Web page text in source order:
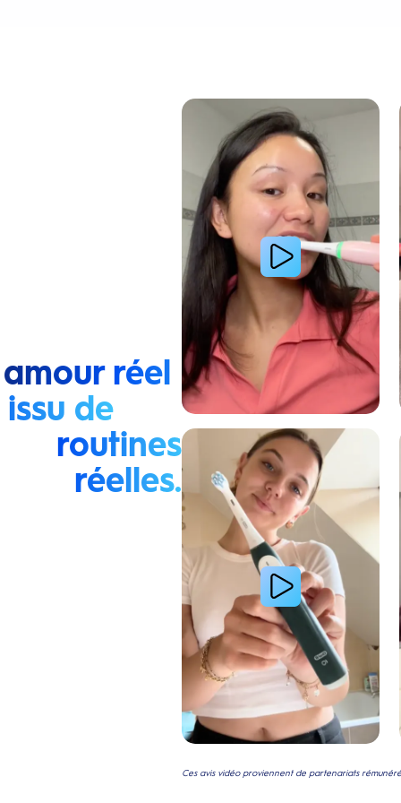
réel
issu de
routines
réelles.
Lire la vidéo : Une jeune femme montre comment
Lire la vidéo : La routine du matin d’une jeune
Ces avis vidéo proviennent de partenariats